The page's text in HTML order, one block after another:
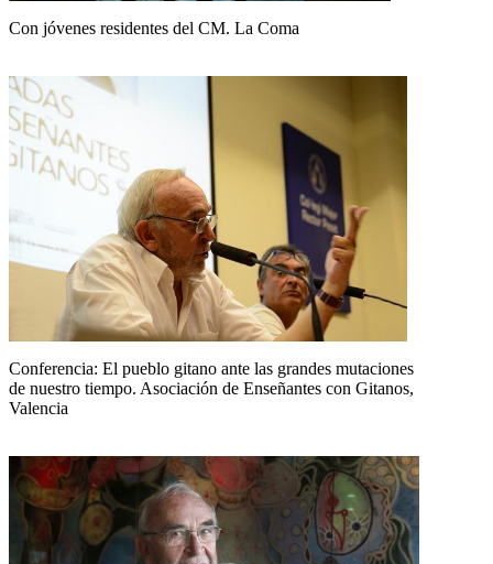
Con jóvenes residentes del CM. La Coma
Conferencia: El pueblo gitano ante las grandes mutaciones
de nuestro tiempo. Asociación de Enseñantes con Gitanos,
Valencia